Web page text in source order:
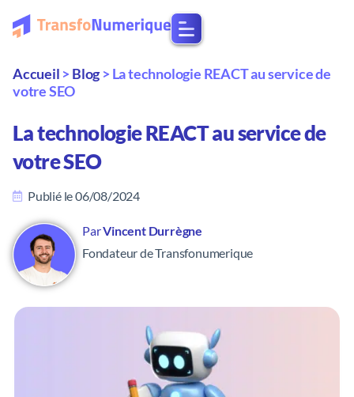
Accueil > Blog > La technologie REACT au service de
votre SEO
La technologie REACT au service de
votre SEO
Publié le06/08/2024
ParVincent Durrègne
Fondateur de Transfonumerique